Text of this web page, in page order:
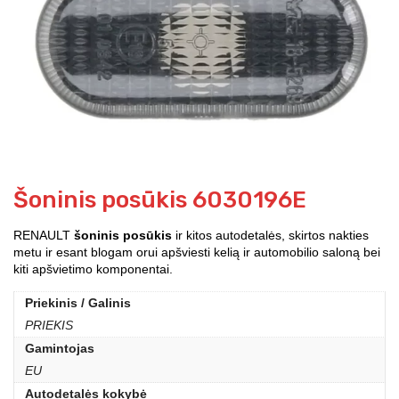
Šoninis posūkis 6030196E
RENAULT šoninis posūkis ir kitos autodetalės, skirtos nakties
metu ir esant blogam orui apšviesti kelią ir automobilio saloną bei
kiti apšvietimo komponentai.
Priekinis / Galinis
PRIEKIS
Gamintojas
EU
Autodetalės kokybė